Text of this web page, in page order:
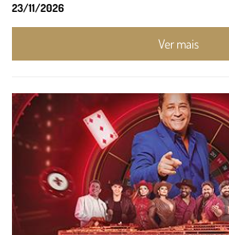
23/11/2026
Ver mais